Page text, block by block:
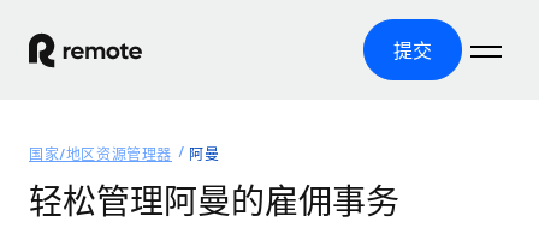
提交
产品
国家/地区资源管理器 阿曼
轻松管理阿曼的雇佣事务